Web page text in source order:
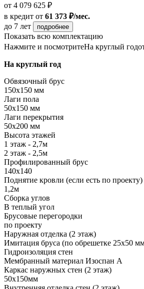
от 4 079 625 ₽
в кредит от 61 373 ₽/мес.
до 7 лет
подробнее
Показать всю комплектацию
Нажмите и посмотритеНа круглый год
На круглый год
Обвязочный брус
150х150 мм
Лаги пола
50х150 мм
Лаги перекрытия
50х200 мм
Высота этажей
1 этаж - 2,7м
2 этаж - 2,5м
Профилированный брус
140х140
Поднятие кровли (если есть по проекту)
1,2м
Сборка углов
В теплый угол
Брусовые перегородки
по проекту
Наружная отделка (2 этаж)
Имитация бруса (по обрешетке 25х50
Гидроизоляция стен
Мембранный материал Изоспан А
Каркас наружных стен (2 этаж)
50х150мм